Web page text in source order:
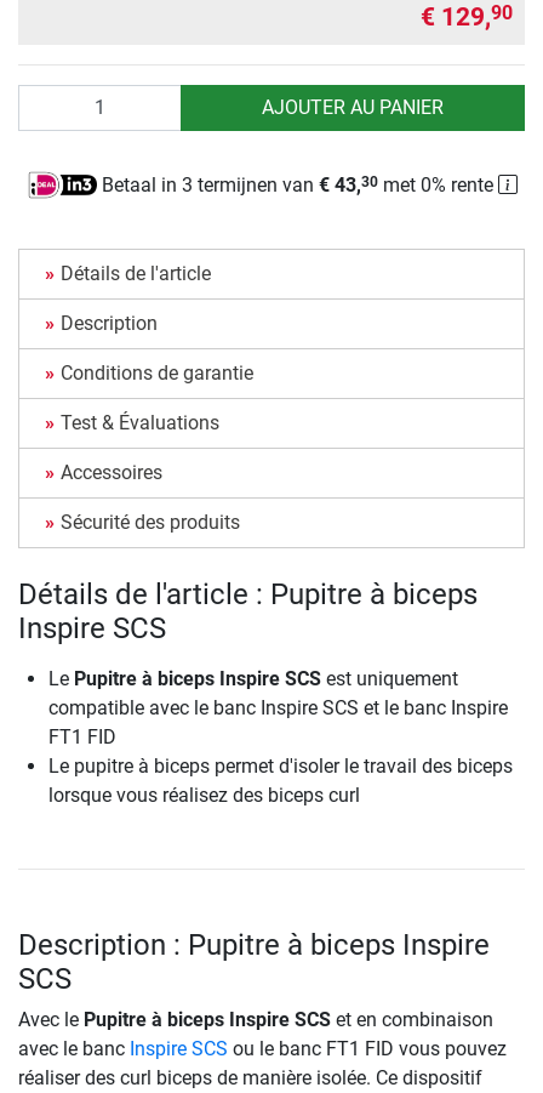
€ 129,90
AJOUTER AU PANIER
Betaal in 3 termijnen van € 43,30met 0% rente
Détails de l'article
Description
Conditions de garantie
Test & Évaluations
Accessoires
Sécurité des produits
Détails de l'article : Pupitre à biceps
Inspire SCS
Le Pupitre à biceps Inspire SCS est uniquement
compatible avec le banc Inspire SCS et le banc Inspire
FT1 FID
Le pupitre à biceps permet d'isoler le travail des biceps
lorsque vous réalisez des biceps curl
Description : Pupitre à biceps Inspire
SCS
Avec le Pupitre à biceps Inspire SCS et en combinaison
avec le banc Inspire SCS ou le banc FT1 FID vous pouvez
réaliser des curl biceps de manière isolée. Ce dispositif